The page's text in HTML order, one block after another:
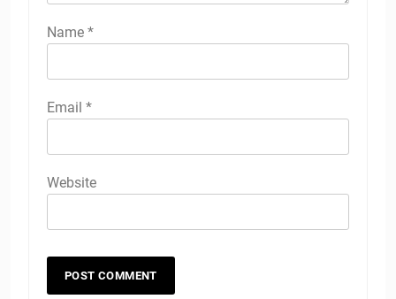
Name *
Email *
Website